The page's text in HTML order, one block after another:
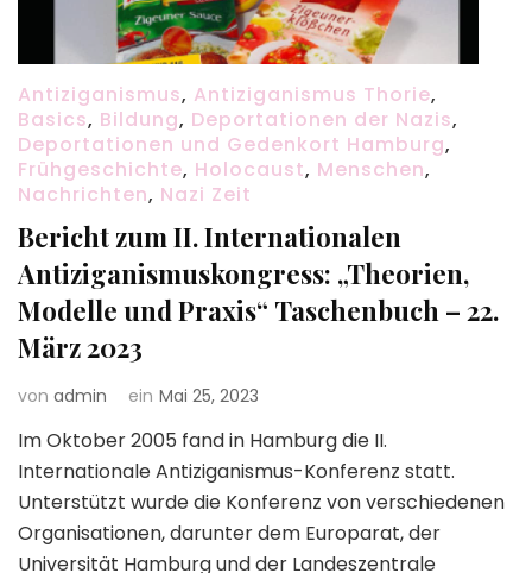
Antiziganismus, Antiziganismus Thorie,
Basics, Bildung, Deportationen der Nazis,
Deportationen und Gedenkort Hamburg,
Frühgeschichte, Holocaust, Menschen,
Nachrichten, Nazi Zeit
Bericht zum II. Internationalen
Antiziganismuskongress: „Theorien,
Modelle und Praxis“ Taschenbuch – 22.
März 2023
von admin ein Mai 25, 2023
Im Oktober 2005 fand in Hamburg die II.
Internationale Antiziganismus-Konferenz statt.
Unterstützt wurde die Konferenz von verschiedenen
Organisationen, darunter dem Europarat, der
Universität Hamburg und der Landeszentrale